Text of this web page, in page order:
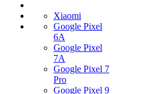
Xiaomi
Google Pixel
6A
Google Pixel
7А
Google Pixel 7
Pro
Google Pixel 9